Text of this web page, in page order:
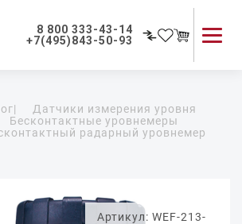
8 800 333-43-14
+7(495)843-50-93
Применение приборов
Как мы работаем
|
Датчики измерения уровня
Бесконтактные уровнемеры
радарный уровнемер
Артикул: WEF-213-